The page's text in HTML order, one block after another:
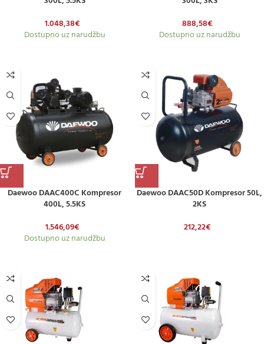
1.048,38€
Dostupno uz narudžbu
888,58€
Dostupno uz narudžbu
Daewoo DAAC400C Kompresor
400L, 5.5KS
1.546,09€
Dostupno uz narudžbu
Daewoo DAAC50D Kompresor 50L,
2KS
212,22€